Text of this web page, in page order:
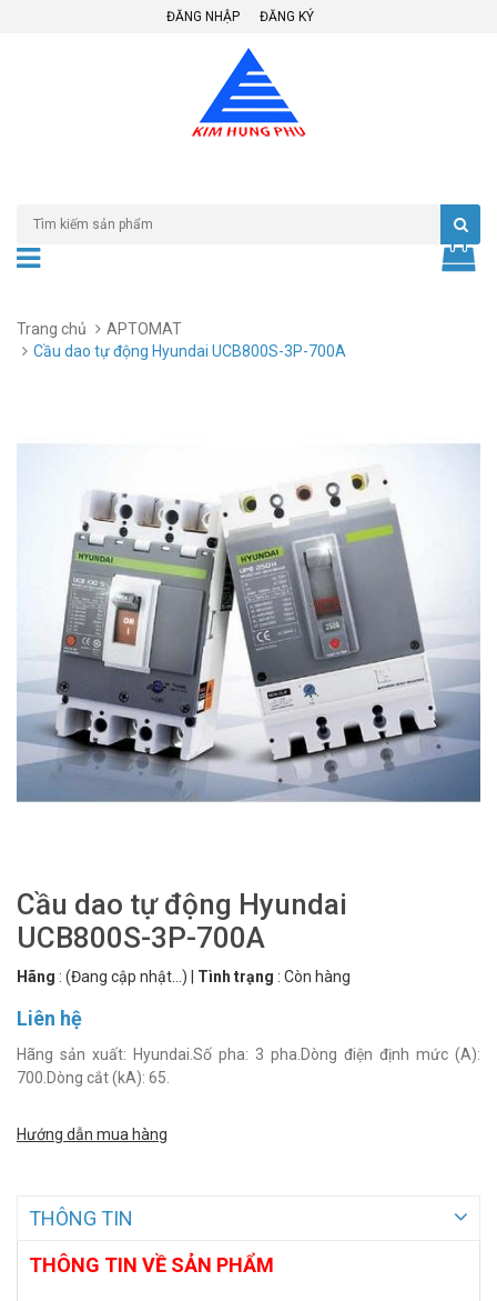
ĐĂNG NHẬP ĐĂNG KÝ
Trang chủ
APTOMAT
Cầu dao tự động Hyundai UCB800S-3P-700A
Cầu dao tự động Hyundai
UCB800S-3P-700A
Hãng : (Đang cập nhật...) Tình trạng : Còn hàng
Liên hệ
Hãng sản xuất: Hyundai.Số pha: 3 pha.Dòng điện định mức (A):
700.Dòng cắt (kA): 65.
Hướng dẫn mua hàng
THÔNG TIN
THÔNG TIN VỀ SẢN PHẨM